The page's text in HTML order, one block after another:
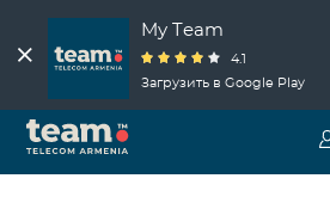
My Team
4.1
Загрузить в Google Play